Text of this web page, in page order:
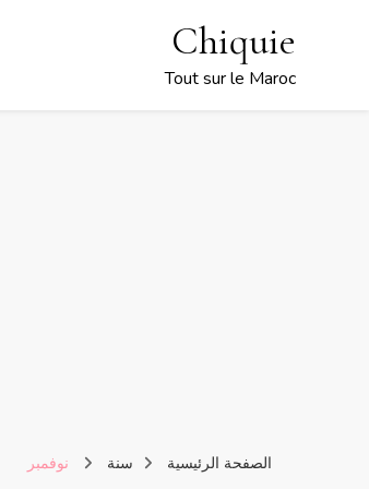
Chiquie
Tout sur le Maroc
الصفحة الرئيسية سنة نوفمبر